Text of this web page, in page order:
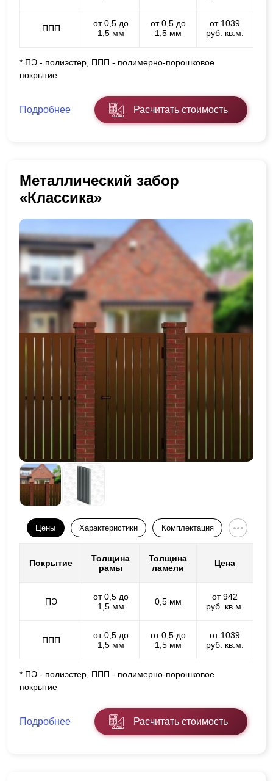
ППП
от 0,5 до
1,5 мм
от 0,5 до
1,5 мм
от 1039
руб. кв.м.
* ПЭ - полиэстер, ППП - полимерно-порошковое
покрытие
Подробнее Расчитать стоимость
Металлический забор
«Классика»
Цены Характеристики Комплектация
Покрытие
Толщина
рамы
Толщина
ламели
Цена
ПЭ
от 0,5 до
1,5 мм
0,5 мм
от 942
руб. кв.м.
ППП
от 0,5 до
1,5 мм
от 0,5 до
1,5 мм
от 1039
руб. кв.м.
* ПЭ - полиэстер, ППП - полимерно-порошковое
покрытие
Подробнее Расчитать стоимость